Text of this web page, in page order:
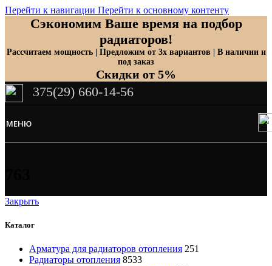
Перейти к навигации Перейти к основному контенту
Сэкономим Ваше время на подбор
радиаторов!
Рассчитаем мощность | Предложим от 3х вариантов | В наличии и
под заказ
Скидки от 5%
375(29) 660-14-56
МЕНЮ
Закрыть
Каталог
Арматура для радиаторов отопления 251
Радиаторы отопления 8533